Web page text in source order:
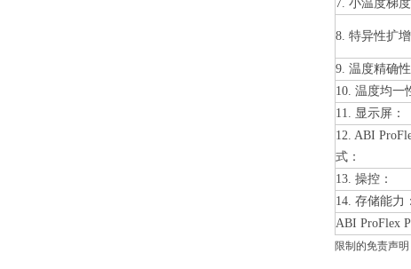
7. 小温度梯
8. 特异性
9. 温度精确性
10. 温度均一
11. 显示屏：
12. ABI
式：
13. 操控：
14. 存储能力：
ABI ProFlex
限制的免责声